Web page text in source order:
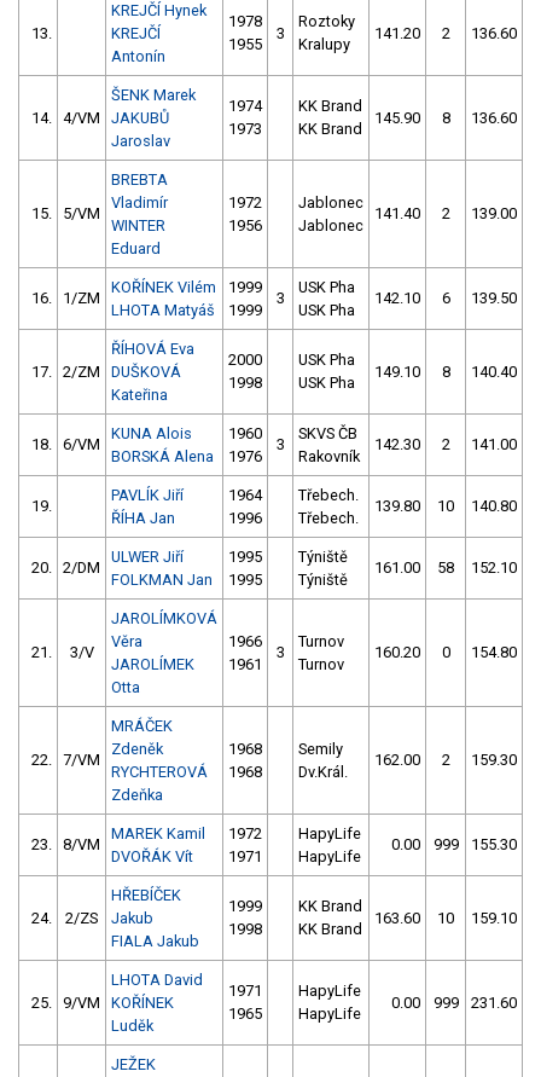
13.
KREJČÍ Hynek
KREJČÍ
Antonín
1978
1955
3
Roztoky
Kralupy
141.20 2 136.60
14. 4/VM
ŠENK Marek
JAKUBŮ
Jaroslav
1974
1973
KK Brand
KK Brand
145.90 8 136.60
15. 5/VM
BREBTA
Vladimír
WINTER
Eduard
1972
1956
Jablonec
Jablonec
141.40 2 139.00
16. 1/ZM
KOŘÍNEK Vilém
LHOTA Matyáš
1999
1999
3
USK Pha
USK Pha
142.10 6 139.50
17. 2/ZM
ŘÍHOVÁ Eva
DUŠKOVÁ
Kateřina
2000
1998
USK Pha
USK Pha
149.10 8 140.40
18. 6/VM
KUNA Alois
BORSKÁ Alena
1960
1976
3
SKVS ČB
Rakovník
142.30 2 141.00
19.
PAVLÍK Jiří
ŘÍHA Jan
1964
1996
Třebech.
Třebech.
139.80 10 140.80
20. 2/DM
ULWER Jiří
FOLKMAN Jan
1995
1995
Týniště
Týniště
161.00 58 152.10
21. 3/V
JAROLÍMKOVÁ
Věra
JAROLÍMEK
Otta
1966
1961
3
Turnov
Turnov
160.20 0 154.80
22. 7/VM
MRÁČEK
Zdeněk
RYCHTEROVÁ
Zdeňka
1968
1968
Semily
Dv.Král.
162.00 2 159.30
23. 8/VM
MAREK Kamil
DVOŘÁK Vít
1972
1971
HapyLife
HapyLife
0.00 999 155.30
24. 2/ZS
HŘEBÍČEK
Jakub
FIALA Jakub
1999
1998
KK Brand
KK Brand
163.60 10 159.10
25. 9/VM
LHOTA David
KOŘÍNEK
Luděk
1971
1965
HapyLife
HapyLife
0.00 999 231.60
JEŽEK